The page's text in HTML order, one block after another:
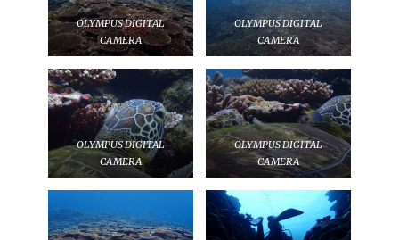
OLYMPUS DIGITAL
CAMERA
OLYMPUS DIGITAL
CAMERA
OLYMPUS DIGITAL
CAMERA
OLYMPUS DIGITAL
CAMERA